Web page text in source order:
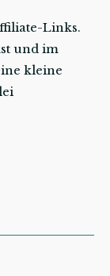
Links.
und im
kleine